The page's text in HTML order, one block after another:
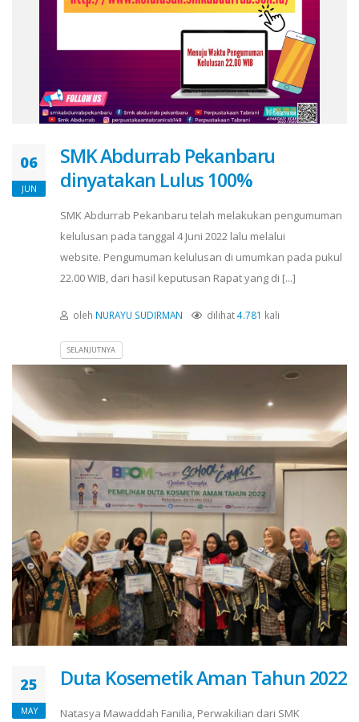
06
JUN
SMK Abdurrab Pekanbaru
dinyatakan Lulus 100%
SMK Abdurrab Pekanbaru telah melakukan pengumuman
kelulusan pada tanggal 4 Juni 2022 lalu melalui
website. Pengumuman kelulusan di umumkan pada pukul
22.00 WIB, dari hasil keputusan Rapat yang di [...]
oleh NURAYU SUDIRMAN dilihat4.781 kali
SELANJUTNYA
25
MAY
Duta Kosemetik Aman Tahun 2022
Natasya Mawaddah Fanilia, Perwakilian dari SMK